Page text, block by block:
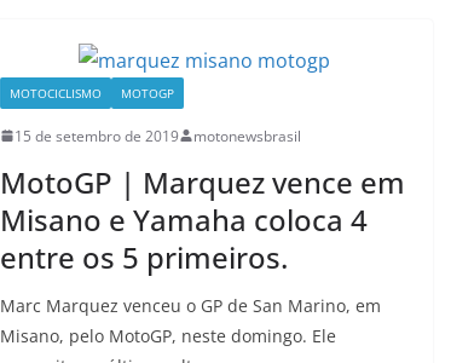
MOTOCICLISMO MOTOGP
15 de setembro de 2019 motonewsbrasil
MotoGP | Marquez vence em
Misano e Yamaha coloca 4
entre os 5 primeiros.
Marc Marquez venceu o GP de San Marino, em
Misano, pelo MotoGP, neste domingo. Ele